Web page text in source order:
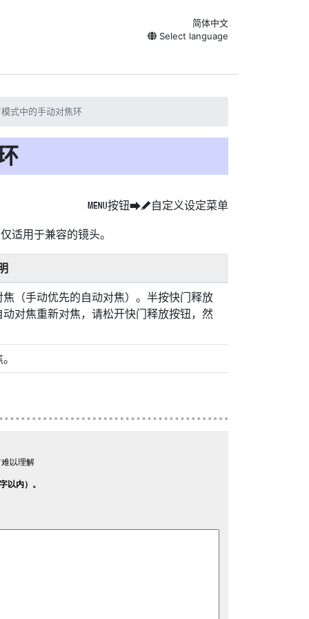
简体中文
Select language
式中的手动对焦环
G按钮UA自定义设定菜单
适用于兼容的镜头。
（手动优先的自动对焦）。半按快门释放
对焦重新对焦，请松开快门释放按钮，然